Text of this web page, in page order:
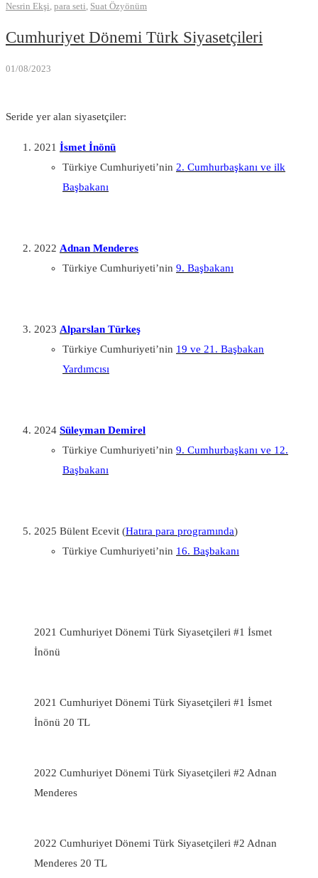
Nesrin Ekşi, para seti, Suat Özyönüm
Cumhuriyet Dönemi Türk Siyasetçileri
01/08/2023
Seride yer alan siyasetçiler:
2021 İsmet İnönü
Türkiye Cumhuriyeti’nin 2. Cumhurbaşkanı ve ilk
Başbakanı
2022 Adnan Menderes
Türkiye Cumhuriyeti’nin 9. Başbakanı
2023 Alparslan Türkeş
Türkiye Cumhuriyeti’nin 19 ve 21. Başbakan
Yardımcısı
2024 Süleyman Demirel
Türkiye Cumhuriyeti’nin 9. Cumhurbaşkanı ve 12.
Başbakanı
2025 Bülent Ecevit (Hatıra para programında)
Türkiye Cumhuriyeti’nin 16. Başbakanı
2021 Cumhuriyet Dönemi Türk Siyasetçileri #1 İsmet
İnönü
2021 Cumhuriyet Dönemi Türk Siyasetçileri #1 İsmet
İnönü 20 TL
2022 Cumhuriyet Dönemi Türk Siyasetçileri #2 Adnan
Menderes
2022 Cumhuriyet Dönemi Türk Siyasetçileri #2 Adnan
Menderes 20 TL